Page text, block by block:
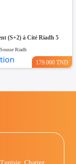
(S+2) à Cité Riadh 5
Riadh
179.000 TND